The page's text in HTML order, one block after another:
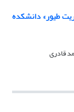
طیور» دانشکده
قادری